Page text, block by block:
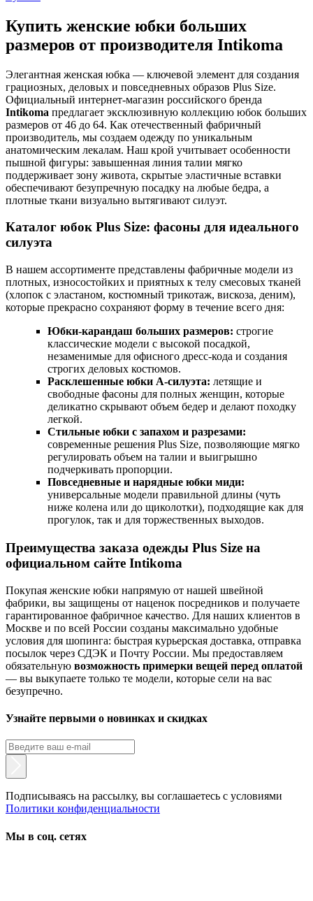
Купить женские юбки больших
размеров от производителя Intikoma
Элегантная женская юбка — ключевой элемент для создания
грациозных, деловых и повседневных образов Plus Size.
Официальный интернет-магазин российского бренда
Intikoma предлагает эксклюзивную коллекцию юбок больших
размеров от 46 до 64. Как отечественный фабричный
производитель, мы создаем одежду по уникальным
анатомическим лекалам. Наш крой учитывает особенности
пышной фигуры: завышенная линия талии мягко
поддерживает зону живота, скрытые эластичные вставки
обеспечивают безупречную посадку на любые бедра, а
плотные ткани визуально вытягивают силуэт.
Каталог юбок Plus Size: фасоны для идеального
силуэта
В нашем ассортименте представлены фабричные модели из
плотных, износостойких и приятных к телу смесовых тканей
(хлопок с эластаном, костюмный трикотаж, вискоза, деним),
которые прекрасно сохраняют форму в течение всего дня:
Юбки-карандаш больших размеров: строгие
классические модели с высокой посадкой,
незаменимые для офисного дресс-кода и создания
строгих деловых костюмов.
Расклешенные юбки А-силуэта: летящие и
свободные фасоны для полных женщин, которые
деликатно скрывают объем бедер и делают походку
легкой.
Стильные юбки с запахом и разрезами:
современные решения Plus Size, позволяющие мягко
регулировать объем на талии и выигрышно
подчеркивать пропорции.
Повседневные и нарядные юбки миди:
универсальные модели правильной длины (чуть
ниже колена или до щиколотки), подходящие как для
прогулок, так и для торжественных выходов.
Преимущества заказа одежды Plus Size на
официальном сайте Intikoma
Покупая женские юбки напрямую от нашей швейной
фабрики, вы защищены от наценок посредников и получаете
гарантированное фабричное качество. Для наших клиентов в
Москве и по всей России созданы максимально удобные
условия для шопинга: быстрая курьерская доставка, отправка
посылок через СДЭК и Почту России. Мы предоставляем
обязательную возможность примерки вещей перед оплатой
— вы выкупаете только те модели, которые сели на вас
безупречно.
Узнайте первыми о новинках и скидках
Подписываясь на рассылку, вы соглашаетесь с условиями
Политики конфиденциальности
Мы в соц. сетях